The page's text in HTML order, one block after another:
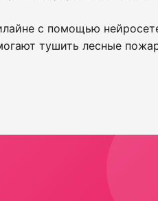
с помощью
тушить лесные